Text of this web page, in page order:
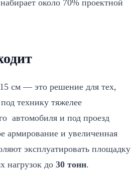
приподнимаем на
бетон маркиМ-350 (В25)из
Смесь равномерно
воздушных пузырей ( по
выравниваем
Бетон М-350 обладает
для грузовых нагрузок.
около 70% проектной
см — это решение для тех,
технику тяжелее
автомобиля и под проезд
армирование и увеличенная
эксплуатировать площадку
нагрузок до 30 тонн.